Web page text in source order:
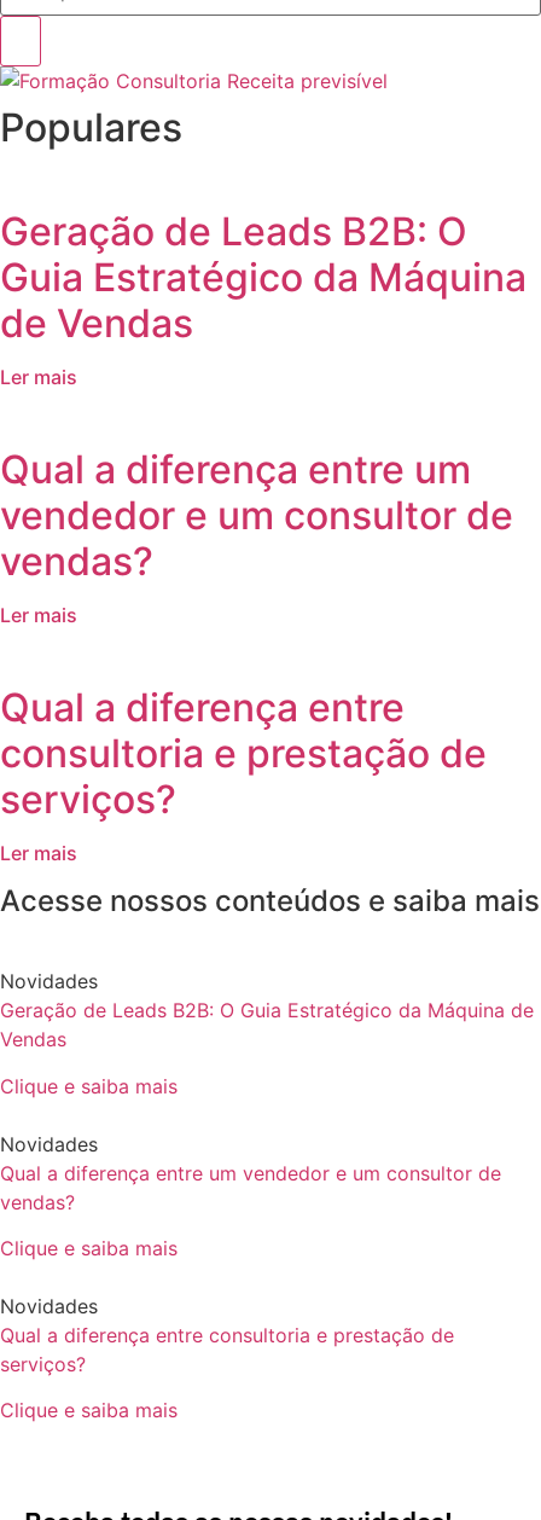
Populares
Geração de Leads B2B: O
Guia Estratégico da Máquina
de Vendas
Ler mais
Qual a diferença entre um
vendedor e um consultor de
vendas?
Ler mais
Qual a diferença entre
consultoria e prestação de
serviços?
Ler mais
Acesse nossos conteúdos e saiba mais
Novidades
Geração de Leads B2B: O Guia Estratégico da Máquina de
Vendas
Clique e saiba mais
Novidades
Qual a diferença entre um vendedor e um consultor de
vendas?
Clique e saiba mais
Novidades
Qual a diferença entre consultoria e prestação de
serviços?
Clique e saiba mais